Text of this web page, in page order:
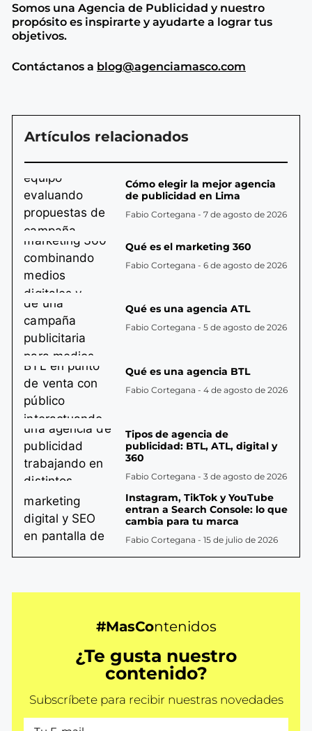
Somos una Agencia de Publicidad y nuestro
propósito es inspirarte y ayudarte a lograr tus
objetivos.
Contáctanos a blog@agenciamasco.com
Artículos relacionados
Cómo elegir la mejor agencia
de publicidad en Lima
Fabio Cortegana 7 de agosto de 2026
Qué es el marketing 360
Fabio Cortegana 6 de agosto de 2026
Qué es una agencia ATL
Fabio Cortegana 5 de agosto de 2026
Qué es una agencia BTL
Fabio Cortegana 4 de agosto de 2026
Tipos de agencia de
publicidad: BTL, ATL, digital y
360
Fabio Cortegana 3 de agosto de 2026
Instagram, TikTok y YouTube
entran a Search Console: lo que
cambia para tu marca
Fabio Cortegana 15 de julio de 2026
#MasContenidos
¿Te gusta nuestro
contenido?
Subscríbete para recibir nuestras novedades